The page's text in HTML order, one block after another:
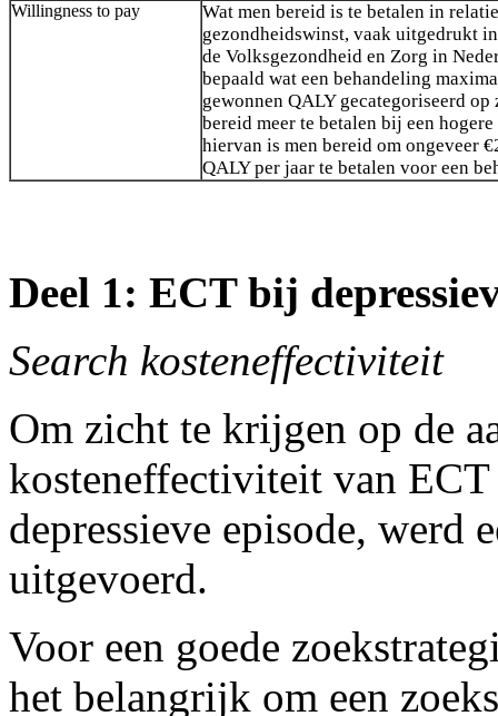
Willingness to pay
Wat men bereid is te betalen in
gezondheidswinst, vaak uitgedrukt
de Volksgezondheid en Zorg in
bepaald wat een behandeling
gewonnen QALY gecategoriseerd
bereid meer te betalen bij een
hiervan is men bereid om ongeveer
QALY per jaar te betalen voor een
Deel 1: ECT bij
Search kosteneffectiviteit
Om zicht te krijgen op de
kosteneffectiviteit van
depressieve episode, werd
uitgevoerd.
Voor een goede
het belangrijk om een